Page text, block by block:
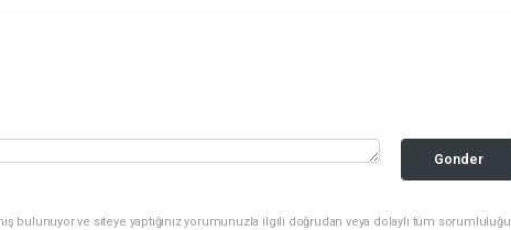
Gonder
bulunuyor ve siteye yaptığınız yorumunuzla ilgili doğrudan veya dolaylı tüm sorumluluğu